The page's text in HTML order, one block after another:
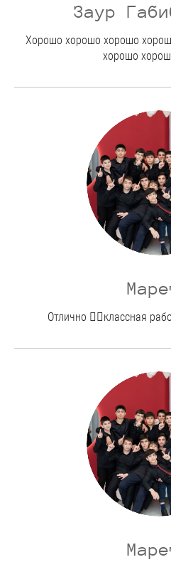
Заур
Хорошо хорошо хорошо
хорошо
Отлично 👍🏻классная